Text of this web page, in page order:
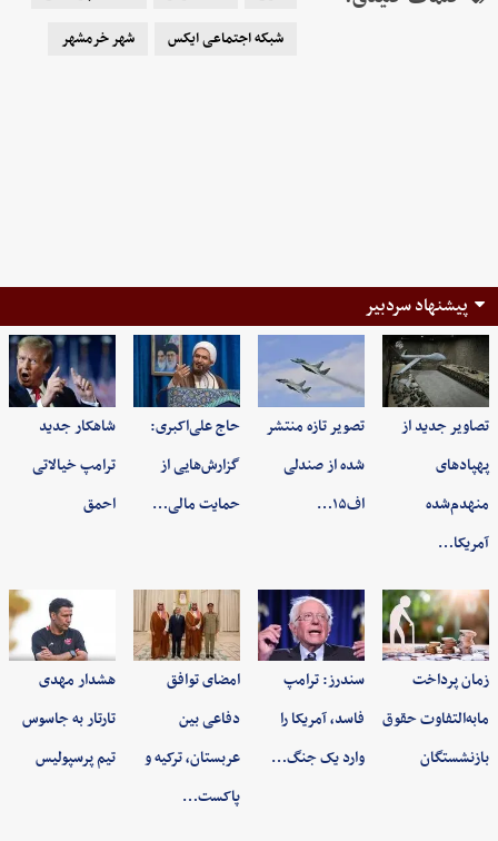
شبکه اجتماعی ایکس
شهر خرمشهر
پیشنهاد سردبیر
تصاویر جدید از
پهپادهای
منهدم‌شده
آمریکا…
تصویر تازه منتشر
شده از صندلی
اف۱۵…
حاج علی‌اکبری:
گزارش‌هایی از
حمایت مالی…
شاهکار جدید
ترامپ خیالاتی
احمق
زمان پرداخت
مابه‌التفاوت حقوق
بازنشستگان
سندرز: ترامپ
فاسد، آمریکا را
وارد یک جنگ…
امضای توافق
دفاعی بین
عربستان، ترکیه و
پاکست…
هشدار مهدی
تارتار به جاسوس
تیم پرسپولیس